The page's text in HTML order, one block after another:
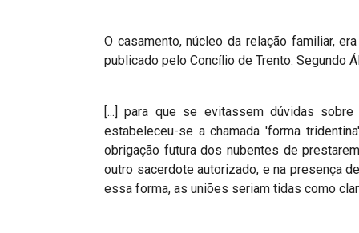
O casamento, núcleo da relação familiar,
publicado pelo Concílio de Trento. Segundo
[...] para que se evitassem dúvidas
estabeleceu-se a chamada 'forma
obrigação futura dos nubentes de
outro sacerdote autorizado, e na presença
essa forma, as uniões seriam tidas como